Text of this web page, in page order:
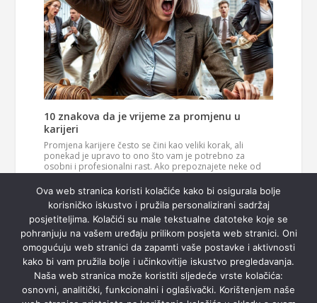
10 znakova da je vrijeme za promjenu u
karijeri
Promjena karijere često se čini kao veliki korak, ali
ponekad je upravo to ono što vam je potrebno za
osobni i profesionalni rast. Ako prepoznajete neke od
ovih znakova, možda je vrijeme da razmislite o novom
smjeru u svom životu. 1. Vaš posao više vas…Pročitaj
više
Ova web stranica koristi kolačiće kako bi osigurala bolje
korisničko iskustvo i pružila personalizirani sadržaj
posjetiteljima. Kolačići su male tekstualne datoteke koje se
pohranjuju na vašem uređaju prilikom posjeta web stranici. Oni
omogućuju web stranici da zapamti vaše postavke i aktivnosti
kako bi vam pružila bolje i učinkovitije iskustvo pregledavanja.
Naša web stranica može koristiti sljedeće vrste kolačića:
osnovni, analitički, funkcionalni i oglašivački. Korištenjem naše